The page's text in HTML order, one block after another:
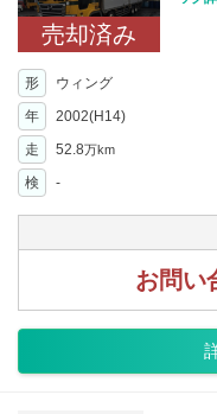
売却済み
形 ウィング
年
2002(H14)
走 52.8万km
検
-
お問い